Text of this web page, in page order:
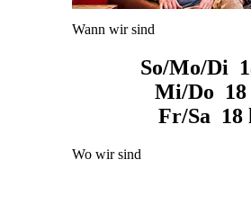
Wann wir sind
So/Mo/Di
Mi/Do 18
Fr/Sa 18
Wo wir sind